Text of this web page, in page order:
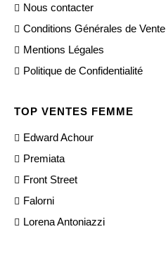
Nous contacter
Conditions Générales de Vente
Mentions Légales
Politique de Confidentialité
TOP VENTES FEMME
Edward Achour
Premiata
Front Street
Falorni
Lorena Antoniazzi